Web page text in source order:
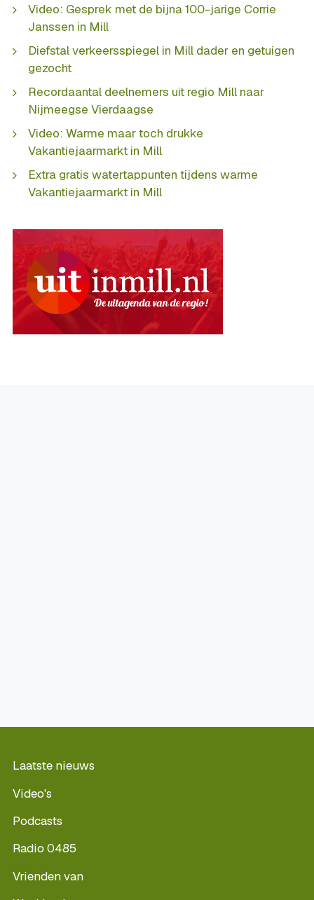
Video: Gesprek met de bijna 100-jarige Corrie
Janssen in Mill
Diefstal verkeersspiegel in Mill dader en getuigen
gezocht
Recordaantal deelnemers uit regio Mill naar
Nijmeegse Vierdaagse
Video: Warme maar toch drukke
Vakantiejaarmarkt in Mill
Extra gratis watertappunten tijdens warme
Vakantiejaarmarkt in Mill
Laatste nieuws
Video's
Podcasts
Radio 0485
Vrienden van